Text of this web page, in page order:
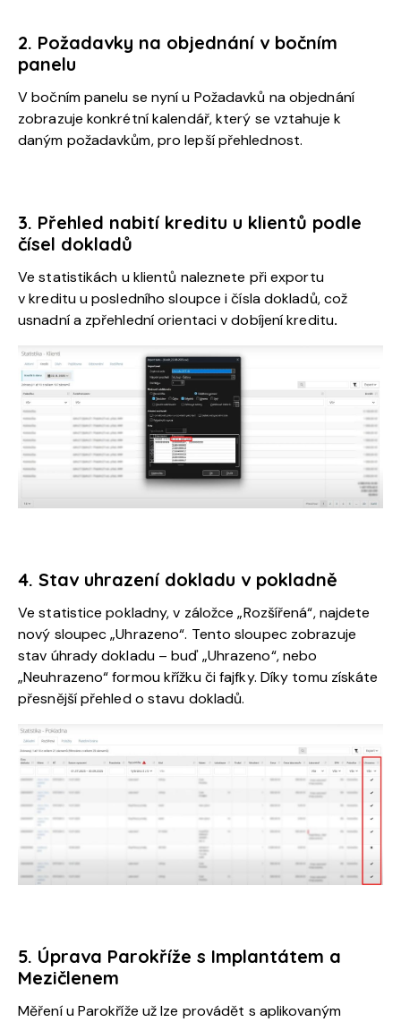
2. Požadavky na objednání v bočním
panelu
V bočním panelu se nyní u Požadavků na objednání
zobrazuje konkrétní kalendář, který se vztahuje k
daným požadavkům, pro lepší přehlednost.
3. Přehled nabití kreditu u klientů podle
čísel dokladů
Ve statistikách u klientů naleznete při exportu
v kreditu u posledního sloupce i čísla dokladů, což
usnadní a zpřehlední orientaci v dobíjení kreditu.
4. Stav uhrazení dokladu v pokladně
Ve statistice pokladny, v záložce „Rozšířená“, najdete
nový sloupec „Uhrazeno“. Tento sloupec zobrazuje
stav úhrady dokladu – buď „Uhrazeno“, nebo
„Neuhrazeno“ formou křížku či fajfky. Díky tomu získáte
přesnější přehled o stavu dokladů.
5. Úprava Parokříže s Implantátem a
Mezičlenem
Měření u Parokříže už lze provádět s aplikovaným